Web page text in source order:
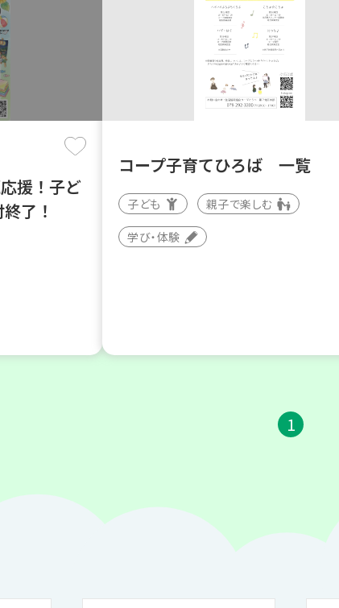
援！子ど
了！
コープ子育てひろば 一覧
子ども 親子で楽しむ
学び・体験
1